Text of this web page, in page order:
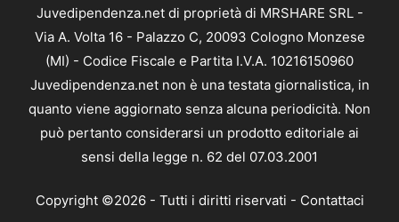
Juvedipendenza.net di proprietà di MRSHARE SRL -
Via A. Volta 16 - Palazzo C, 20093 Cologno Monzese
(MI) - Codice Fiscale e Partita I.V.A. 10216150960
Juvedipendenza.net non è una testata giornalistica, in
quanto viene aggiornato senza alcuna periodicità. Non
può pertanto considerarsi un prodotto editoriale ai
sensi della legge n. 62 del 07.03.2001
Copyright ©2026 - Tutti i diritti riservati - Contattaci